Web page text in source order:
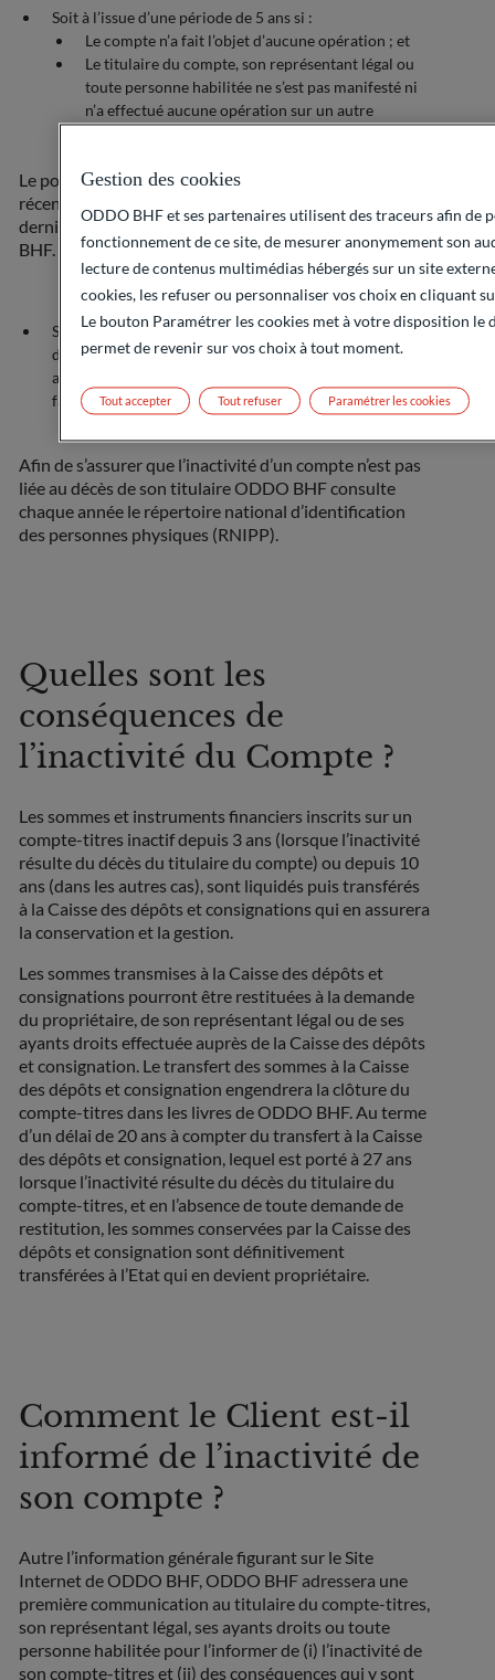
Soit à l’issue d’une période de 5 ans si :
Le compte n’a fait l’objet d’aucune opération ; et
Le titulaire du compte, son représentant légal ou
toute personne habilitée ne s’est pas manifesté ni
n’a effectué aucune opération sur un autre
Le point de départ de l’inactivité sera la date la plus
récente entre cette dernière opération ou la date de la
dernière manifestation du Client auprès de ODDO
BHF.
Soit, si son titulaire est décédé, à l’issue d’une période
de 12 mois suivant le décès au cours de laquelle aucun
ayant droit n’a informé ODDO BHF de sa volonté de
faire valoir ses droits sur les dépôts qui y sont inscrits.
Afin de s’assurer que l’inactivité d’un compte n’est pas
liée au décès de son titulaire ODDO BHF consulte
chaque année le répertoire national d’identification
des personnes physiques (RNIPP).
Quelles sont les
conséquences de
l’inactivité du Compte ?
Les sommes et instruments financiers inscrits sur un
compte-titres inactif depuis 3 ans (lorsque l’inactivité
résulte du décès du titulaire du compte) ou depuis 10
ans (dans les autres cas), sont liquidés puis transférés
à la Caisse des dépôts et consignations qui en assurera
la conservation et la gestion.
Les sommes transmises à la Caisse des dépôts et
consignations pourront être restituées à la demande
du propriétaire, de son représentant légal ou de ses
ayants droits effectuée auprès de la Caisse des dépôts
et consignation. Le transfert des sommes à la Caisse
des dépôts et consignation engendrera la clôture du
compte-titres dans les livres de ODDO BHF. Au terme
d’un délai de 20 ans à compter du transfert à la Caisse
des dépôts et consignation, lequel est porté à 27 ans
lorsque l’inactivité résulte du décès du titulaire du
compte-titres, et en l’absence de toute demande de
restitution, les sommes conservées par la Caisse des
dépôts et consignation sont définitivement
transférées à l’Etat qui en devient propriétaire.
Comment le Client est-il
informé de l’inactivité de
son compte ?
Autre l’information générale figurant sur le Site
Internet de ODDO BHF, ODDO BHF adressera une
première communication au titulaire du compte-titres,
son représentant légal, ses ayants droits ou toute
personne habilitée pour l’informer de (i) l’inactivité de
son compte-titres et (ii) des conséquences qui y sont
Gestion des cookies
ODDO BHF et ses partenaires utilisent des traceurs afin de
fonctionnement de ce site, de mesurer anonymement son
lecture de contenus multimédias hébergés sur un site
cookies, les refuser ou personnaliser vos choix en cliquant
Le bouton Paramétrer les cookies met à votre disposition le
permet de revenir sur vos choix à tout moment.
Tout refuser
Tout accepter Paramétrer les cookies